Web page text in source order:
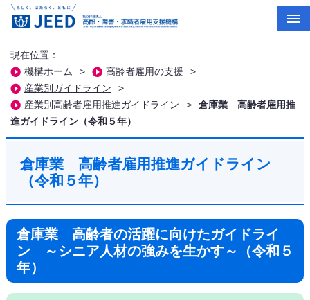
現在位置：
機構ホーム
> 高齢者雇用の支援
>
産業別ガイドライン
>
産業別高齢者雇用推進ガイドライン
>
倉庫業 高齢者雇用推
進ガイドライン（令和５年）
倉庫業 高齢者雇用推進ガイドライン
（令和５年）
倉庫業 高齢者の活躍に向けたガイドライ
ン ～シニア人材の強みを生かす～（令和５
年）